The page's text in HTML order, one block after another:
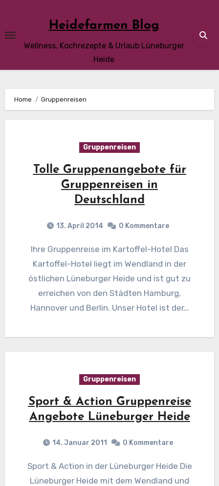
content
Heidefarmen Blog
Wellness, Kochrezepte & Urlaub Lüneburger
Heide
Home Gruppenreisen
Gruppenreisen
Tolle Gruppenangebote für
Gruppenreisen in
Deutschland
13. April 2014 0 Kommentare
Ihre Gruppenreise im Kartoffel-Hotel Das
Kartoffel-Hotel liegt im Wendland in der
östlichen Lüneburger Heide und ist gut zu
erreichen von den Städten Hamburg,
Hannover und Berlin. Unser Hotel ist der…
Gruppenreisen
Sport & Action Gruppenreise
Angebote Lüneburger Heide
14. Januar 2011 0 Kommentare
Sport & Action in der Lüneburger Heide Die
Lüneburger Heide mit dem Wendland und